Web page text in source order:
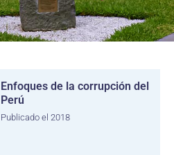
Enfoques de la corrupción del
Perú
Publicado el 2018